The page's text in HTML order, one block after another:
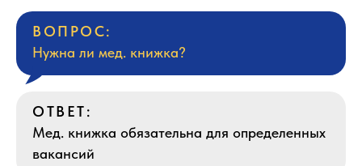
ВОПРОС:
Нужна ли мед. книжка?
ОТВЕТ:
Мед. книжка обязательна для определенных
вакансий